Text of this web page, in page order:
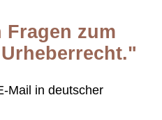
zum
Mail in deutscher